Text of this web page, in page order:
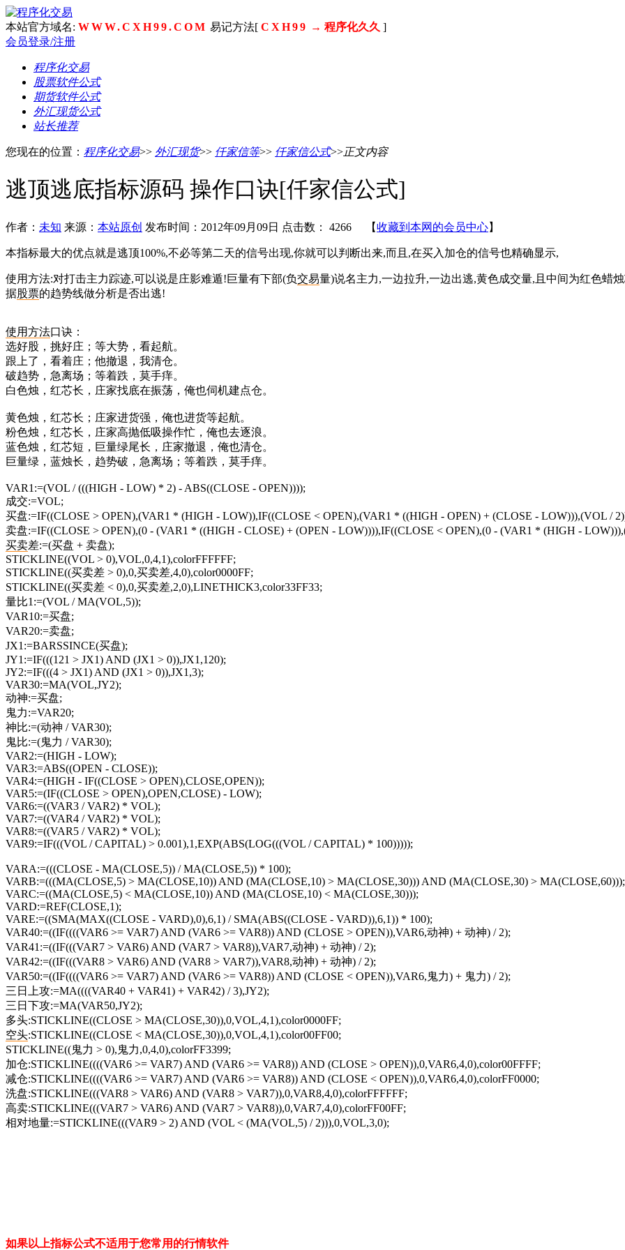
本站官方域名: WWW.CXH99.COM 易记方法[ CXH99 → 程序化久久 ]
会员登录/注册
程序化交易
股票软件公式
期货软件公式
外汇现货公式
站长推荐
您现在的位置： 程序化交易>> 外汇现货>> 仟家信等>> 仟家信公式>>正文内容
逃顶逃底指标源码 操作口诀[仟家信公式]
作者： 未知 来源： 本站原创 发布时间：2012年09月09日 点击数： 4266 【收藏到本网的会员中心】
本指标最大的优点就是逃顶100%,不必等第二天的信号出现,你就可以判断出来,而且,在买入加仓的信号也精确显示,
使用方法:对打击主力踪迹,可以说是庄影难遁!巨量有下部(负交易量)说名主力,一边拉升,一边出逃,黄色成交量,且中间为红色蜡
据股票的趋势线做分析是否出逃!
使用方法口诀：
选好股，挑好庄；等大势，看起航。
跟上了，看着庄；他撤退，我清仓。
破趋势，急离场；等着跌，莫手痒。
白色烛，红芯长，庄家找底在振荡，俺也伺机建点仓。
黄色烛，红芯长；庄家进货强，俺也进货等起航。
粉色烛，红芯长，庄家高抛低吸操作忙，俺也去逐浪。
蓝色烛，红芯短，巨量绿尾长，庄家撤退，俺也清仓。
巨量绿，蓝烛长，趋势破，急离场；等着跌，莫手痒。
VAR1:=(VOL / (((HIGH - LOW) * 2) - ABS((CLOSE - OPEN))));
成交:=VOL;
买盘:=IF((CLOSE > OPEN),(VAR1 * (HIGH - LOW)),IF((CLOSE < OPEN),(VAR1 * ((HIGH - OPEN) + (CLOSE - LOW))),(VOL /
卖盘:=IF((CLOSE > OPEN),(0 - (VAR1 * ((HIGH - CLOSE) + (OPEN - LOW)))),IF((CLOSE < OPEN),(0 - (VAR1 * (HIGH -
买卖差:=(买盘 + 卖盘);
STICKLINE((VOL > 0),VOL,0,4,1),colorFFFFFF;
STICKLINE((买卖差 > 0),0,买卖差,4,0),color0000FF;
STICKLINE((买卖差 < 0),0,买卖差,2,0),LINETHICK3,color33FF33;
量比1:=(VOL / MA(VOL,5));
VAR10:=买盘;
VAR20:=卖盘;
JX1:=BARSSINCE(买盘);
JY1:=IF(((121 > JX1) AND (JX1 > 0)),JX1,120);
JY2:=IF(((4 > JX1) AND (JX1 > 0)),JX1,3);
VAR30:=MA(VOL,JY2);
动神:=买盘;
鬼力:=VAR20;
神比:=(动神 / VAR30);
鬼比:=(鬼力 / VAR30);
VAR2:=(HIGH - LOW);
VAR3:=ABS((OPEN - CLOSE));
VAR4:=(HIGH - IF((CLOSE > OPEN),CLOSE,OPEN));
VAR5:=(IF((CLOSE > OPEN),OPEN,CLOSE) - LOW);
VAR6:=((VAR3 / VAR2) * VOL);
VAR7:=((VAR4 / VAR2) * VOL);
VAR8:=((VAR5 / VAR2) * VOL);
VAR9:=IF(((VOL / CAPITAL) > 0.001),1,EXP(ABS(LOG(((VOL / CAPITAL) * 100)))));
VARA:=(((CLOSE - MA(CLOSE,5)) / MA(CLOSE,5)) * 100);
VARB:=(((MA(CLOSE,5) > MA(CLOSE,10)) AND (MA(CLOSE,10) > MA(CLOSE,30))) AND (MA(CLOSE,30) > MA(CLOSE,60)));
VARC:=((MA(CLOSE,5) < MA(CLOSE,10)) AND (MA(CLOSE,10) < MA(CLOSE,30)));
VARD:=REF(CLOSE,1);
VARE:=((SMA(MAX((CLOSE - VARD),0),6,1) / SMA(ABS((CLOSE - VARD)),6,1)) * 100);
VAR40:=((IF((((VAR6 >= VAR7) AND (VAR6 >= VAR8)) AND (CLOSE > OPEN)),VAR6,动神) + 动神) / 2);
VAR41:=((IF(((VAR7 > VAR6) AND (VAR7 > VAR8)),VAR7,动神) + 动神) / 2);
VAR42:=((IF(((VAR8 > VAR6) AND (VAR8 > VAR7)),VAR8,动神) + 动神) / 2);
VAR50:=((IF((((VAR6 >= VAR7) AND (VAR6 >= VAR8)) AND (CLOSE < OPEN)),VAR6,鬼力) + 鬼力) / 2);
三日上攻:=MA((((VAR40 + VAR41) + VAR42) / 3),JY2);
三日下攻:=MA(VAR50,JY2);
多头:STICKLINE((CLOSE > MA(CLOSE,30)),0,VOL,4,1),color0000FF;
空头:STICKLINE((CLOSE < MA(CLOSE,30)),0,VOL,4,1),color00FF00;
STICKLINE((鬼力 > 0),鬼力,0,4,0),colorFF3399;
加仓:STICKLINE((((VAR6 >= VAR7) AND (VAR6 >= VAR8)) AND (CLOSE > OPEN)),0,VAR6,4,0),color00FFFF;
减仓:STICKLINE((((VAR6 >= VAR7) AND (VAR6 >= VAR8)) AND (CLOSE < OPEN)),0,VAR6,4,0),colorFF0000;
洗盘:STICKLINE(((VAR8 > VAR6) AND (VAR8 > VAR7)),0,VAR8,4,0),colorFFFFFF;
高卖:STICKLINE(((VAR7 > VAR6) AND (VAR7 > VAR8)),0,VAR7,4,0),colorFF00FF;
相对地量:=STICKLINE(((VAR9 > 2) AND (VOL < (MA(VOL,5) / 2))),0,VOL,3,0);
如果以上指标公式不适用于您常用的行情软件